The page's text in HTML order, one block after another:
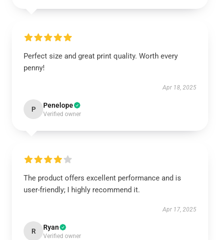
Perfect size and great print quality. Worth every
penny!
Apr 18, 2025
P Penelope
Verified owner
The product offers excellent performance and is
user-friendly; I highly recommend it.
Apr 17, 2025
R Ryan
Verified owner